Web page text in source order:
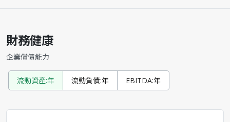
財務健康
企業償債能力
流動資產:年 流動負債:年 EBITDA:年